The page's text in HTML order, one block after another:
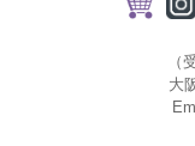
（
大